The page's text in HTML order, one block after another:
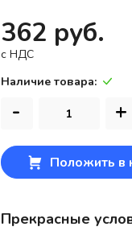
362 руб.
c НДС
Наличие товара:
- +
Положить в
Прекрасные